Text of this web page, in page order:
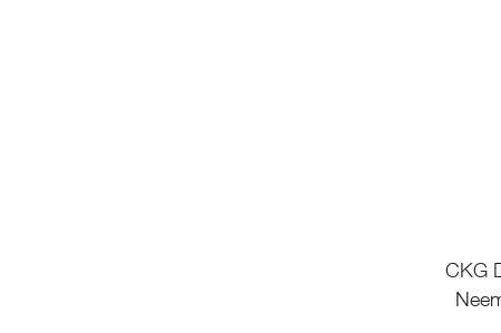
CKG